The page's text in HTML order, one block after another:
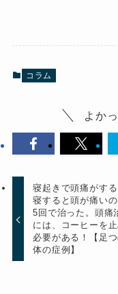
コラム
よか
寝起きで頭痛がす
寝すると頭が痛いの
5回で治った。頭痛
には、コーヒーを
必要がある！【足
体の症例】